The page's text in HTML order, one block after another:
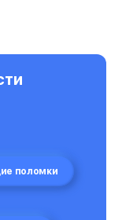
от 300₽
поломки